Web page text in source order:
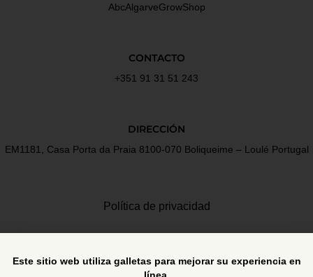
AbcAlgarveGrowShop
CONTACTO
+351 91 31 51 243
DIRECCIÓN
EM1181, Casa Porta da Praia 8100-070 Boliqueime – Loulé Portugal
Política de privacidad
Este sitio web utiliza galletas para mejorar su experiencia en